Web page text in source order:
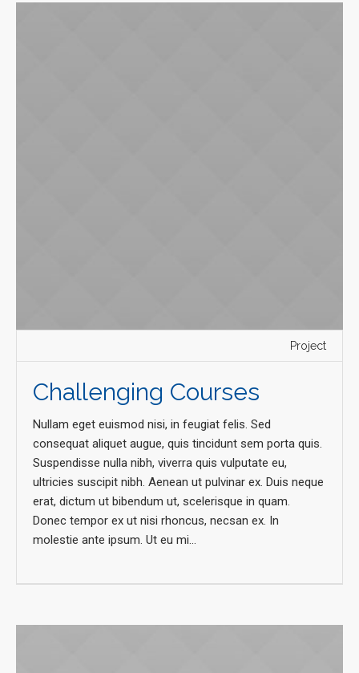
Project
Challenging Courses
Nullam eget euismod nisi, in feugiat felis. Sed
consequat aliquet augue, quis tincidunt sem porta quis.
Suspendisse nulla nibh, viverra quis vulputate eu,
ultricies suscipit nibh. Aenean ut pulvinar ex. Duis neque
erat, dictum ut bibendum ut, scelerisque in quam.
Donec tempor ex ut nisi rhoncus, necsan ex. In
molestie ante ipsum. Ut eu mi...